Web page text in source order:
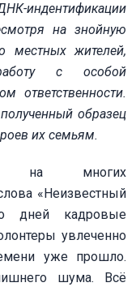
индентификации
на знойную
местных жителей,
с особой
ответственности.
образец
их семьям.
на многих
«Неизвестный
дней кадровые
увлеченно
уже прошло.
шума. Всё